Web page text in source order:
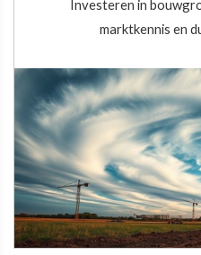
Investeren in
marktkennis en